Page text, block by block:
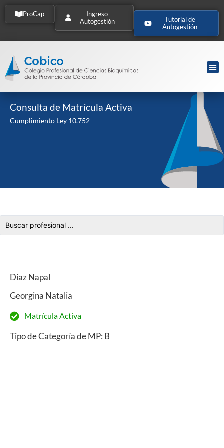
ProCap
Ingreso
Autogestión
Tutorial de
Autogestión
Consulta de Matrícula Activa
Cumplimiento Ley 10.752
Diaz Napal
Georgina Natalia
Matrícula Activa
Tipo de Categoría de MP: B